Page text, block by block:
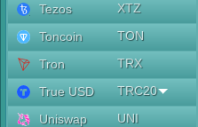
Tezos
XTZ
Toncoin
TON
Tron
TRX
True USD
TRC20
Uniswap
UNI